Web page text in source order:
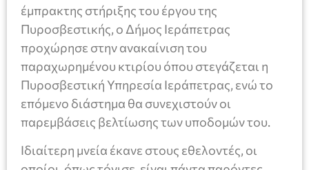
έμπρακτης στήριξης του έργου της
Πυροσβεστικής, ο Δήμος Ιεράπετρας
προχώρησε στην ανακαίνιση του
παραχωρημένου κτιρίου όπου στεγάζεται η
Πυροσβεστική Υπηρεσία Ιεράπετρας, ενώ το
επόμενο διάστημα θα συνεχιστούν οι
παρεμβάσεις βελτίωσης των υποδομών του.
Ιδιαίτερη μνεία έκανε στους εθελοντές, οι